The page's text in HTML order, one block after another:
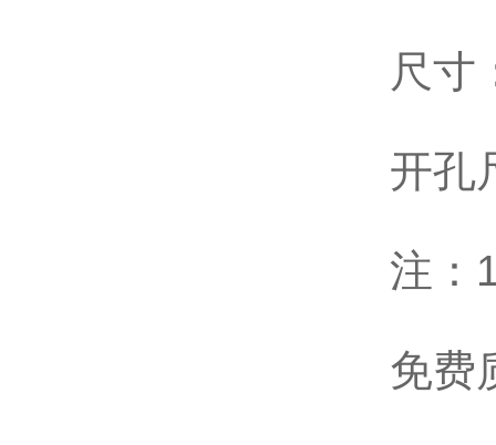
尺寸
开孔
注：
免费